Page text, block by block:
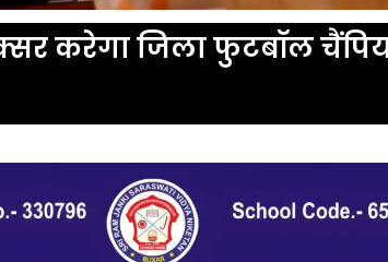
करेगा जिला फुटबॉल